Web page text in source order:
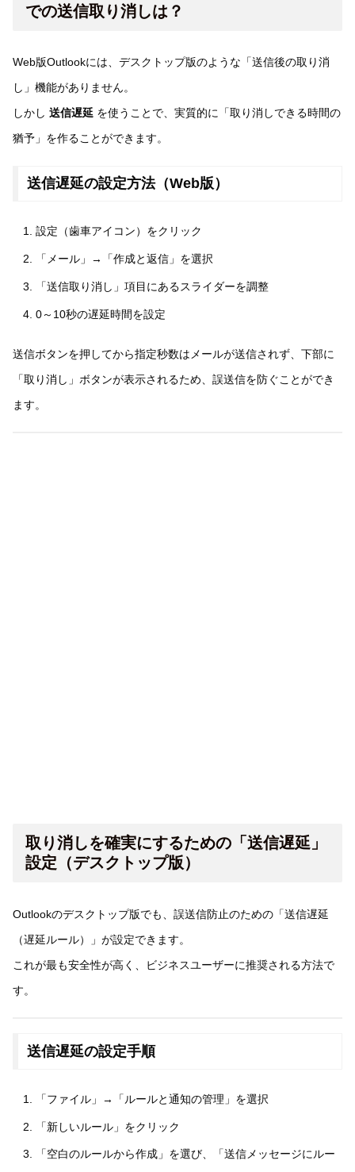
での送信取り消しは？
Web版Outlookには、デスクトップ版のような「送信後の取り消
し」機能がありません。
しかし 送信遅延 を使うことで、実質的に「取り消しできる時間の
猶予」を作ることができます。
送信遅延の設定方法（Web版）
設定（歯車アイコン）をクリック
「メール」→「作成と返信」を選択
「送信取り消し」項目にあるスライダーを調整
0～10秒の遅延時間を設定
送信ボタンを押してから指定秒数はメールが送信されず、下部に
「取り消し」ボタンが表示されるため、誤送信を防ぐことができ
ます。
取り消しを確実にするための「送信遅延」
設定（デスクトップ版）
Outlookのデスクトップ版でも、誤送信防止のための「送信遅延
（遅延ルール）」が設定できます。
これが最も安全性が高く、ビジネスユーザーに推奨される方法で
す。
送信遅延の設定手順
「ファイル」→「ルールと通知の管理」を選択
「新しいルール」をクリック
「空白のルールから作成」を選び、「送信メッセージにルー